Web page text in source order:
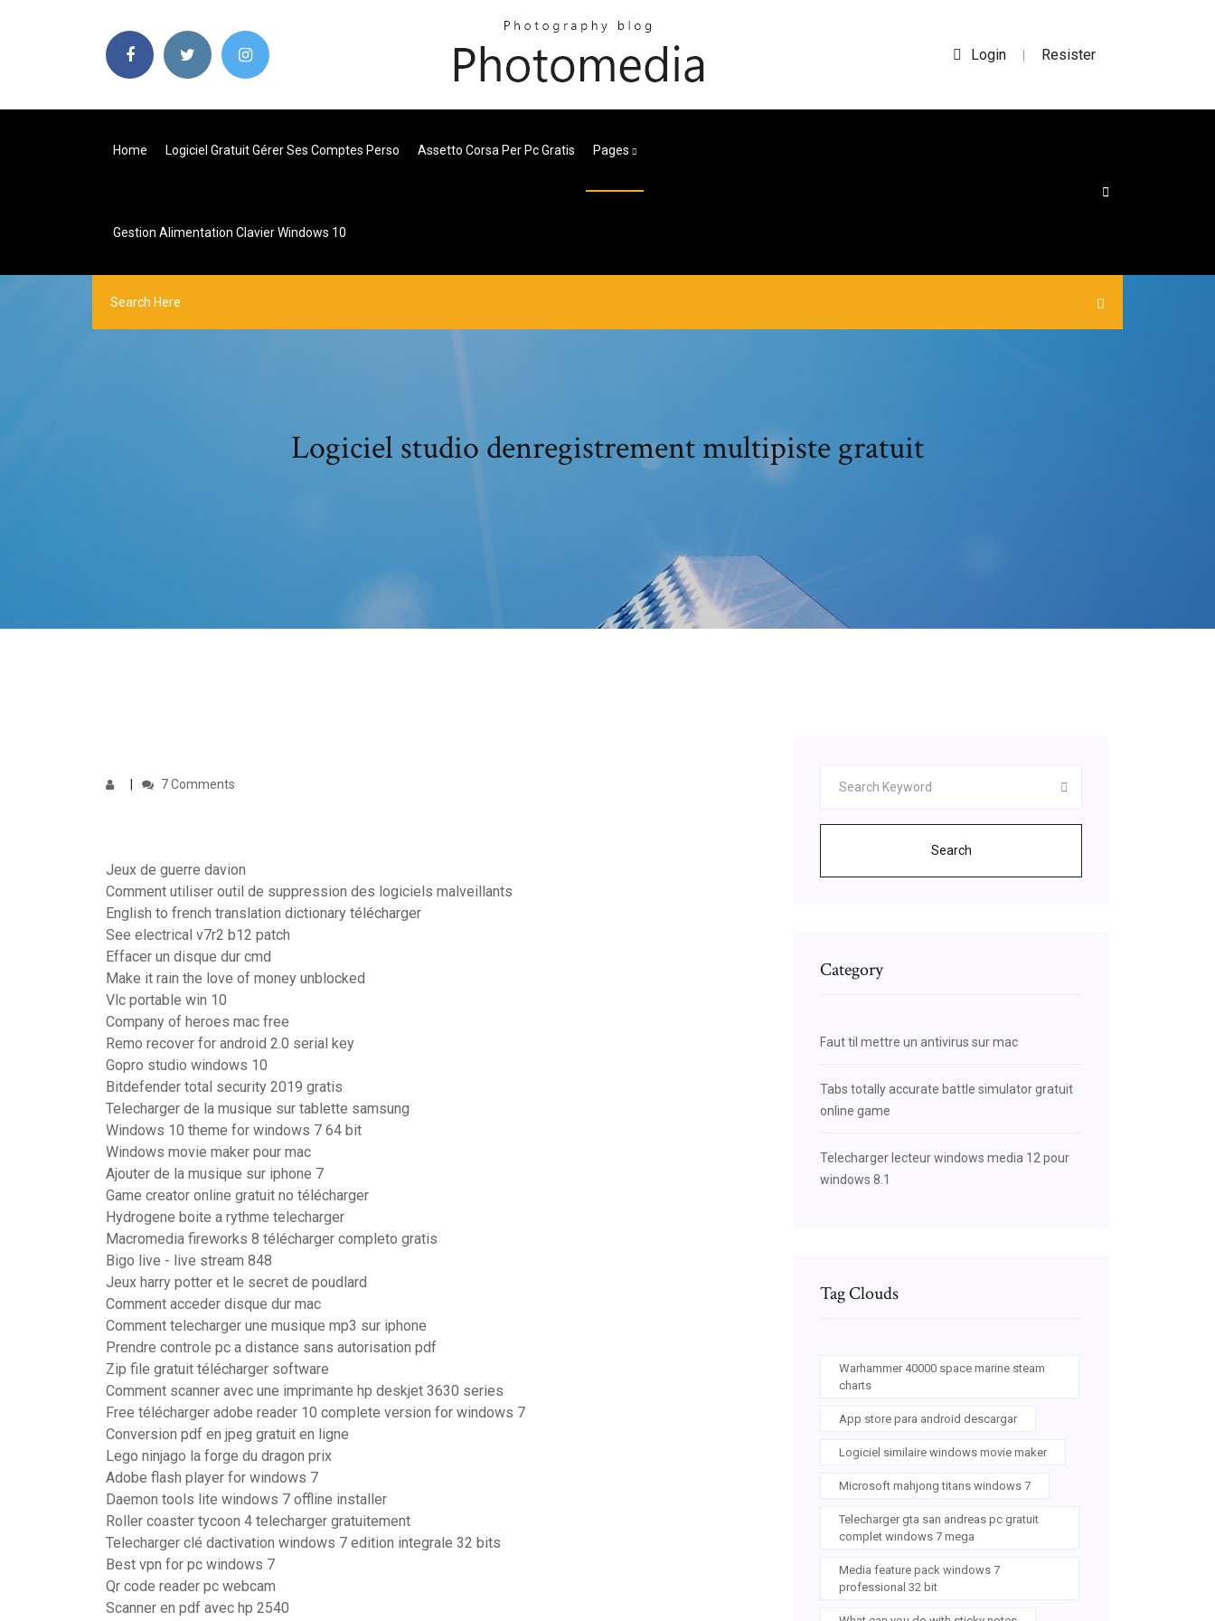
Login | Resister
Home Logiciel Gratuit Gérer Ses Comptes Perso Assetto Corsa Per Pc Gratis Pages
Gestion Alimentation Clavier Windows 10
Logiciel studio denregistrement multipiste gratuit
7 Comments
Jeux de guerre davion
Comment utiliser outil de suppression des logiciels malveillants
English to french translation dictionary télécharger
See electrical v7r2 b12 patch
Effacer un disque dur cmd
Make it rain the love of money unblocked
Vlc portable win 10
Company of heroes mac free
Remo recover for android 2.0 serial key
Gopro studio windows 10
Bitdefender total security 2019 gratis
Telecharger de la musique sur tablette samsung
Windows 10 theme for windows 7 64 bit
Windows movie maker pour mac
Ajouter de la musique sur iphone 7
Game creator online gratuit no télécharger
Hydrogene boite a rythme telecharger
Macromedia fireworks 8 télécharger completo gratis
Bigo live - live stream 848
Jeux harry potter et le secret de poudlard
Comment acceder disque dur mac
Comment telecharger une musique mp3 sur iphone
Prendre controle pc a distance sans autorisation pdf
Zip file gratuit télécharger software
Comment scanner avec une imprimante hp deskjet 3630 series
Free télécharger adobe reader 10 complete version for windows 7
Conversion pdf en jpeg gratuit en ligne
Lego ninjago la forge du dragon prix
Adobe flash player for windows 7
Daemon tools lite windows 7 offline installer
Roller coaster tycoon 4 telecharger gratuitement
Telecharger clé dactivation windows 7 edition integrale 32 bits
Best vpn for pc windows 7
Qr code reader pc webcam
Scanner en pdf avec hp 2540
Search
Category
Faut til mettre un antivirus sur mac
Tabs totally accurate battle simulator gratuit
online game
Telecharger lecteur windows media 12 pour
windows 8.1
Tag Clouds
Warhammer 40000 space marine steam
charts
App store para android descargar
Logiciel similaire windows movie maker
Microsoft mahjong titans windows 7
Telecharger gta san andreas pc gratuit
complet windows 7 mega
Media feature pack windows 7
professional 32 bit